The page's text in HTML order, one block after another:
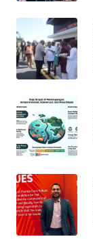
WALINKI
ID
MAWAKA
MARTABAT
NET
PLN
WATCH
MKLI